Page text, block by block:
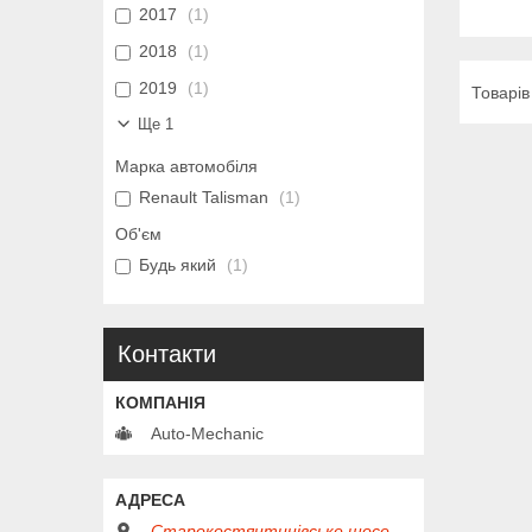
2017
1
2018
1
2019
1
Ще 1
Марка автомобіля
Renault Talisman
1
Об'єм
Будь який
1
Контакти
Auto-Mechanic